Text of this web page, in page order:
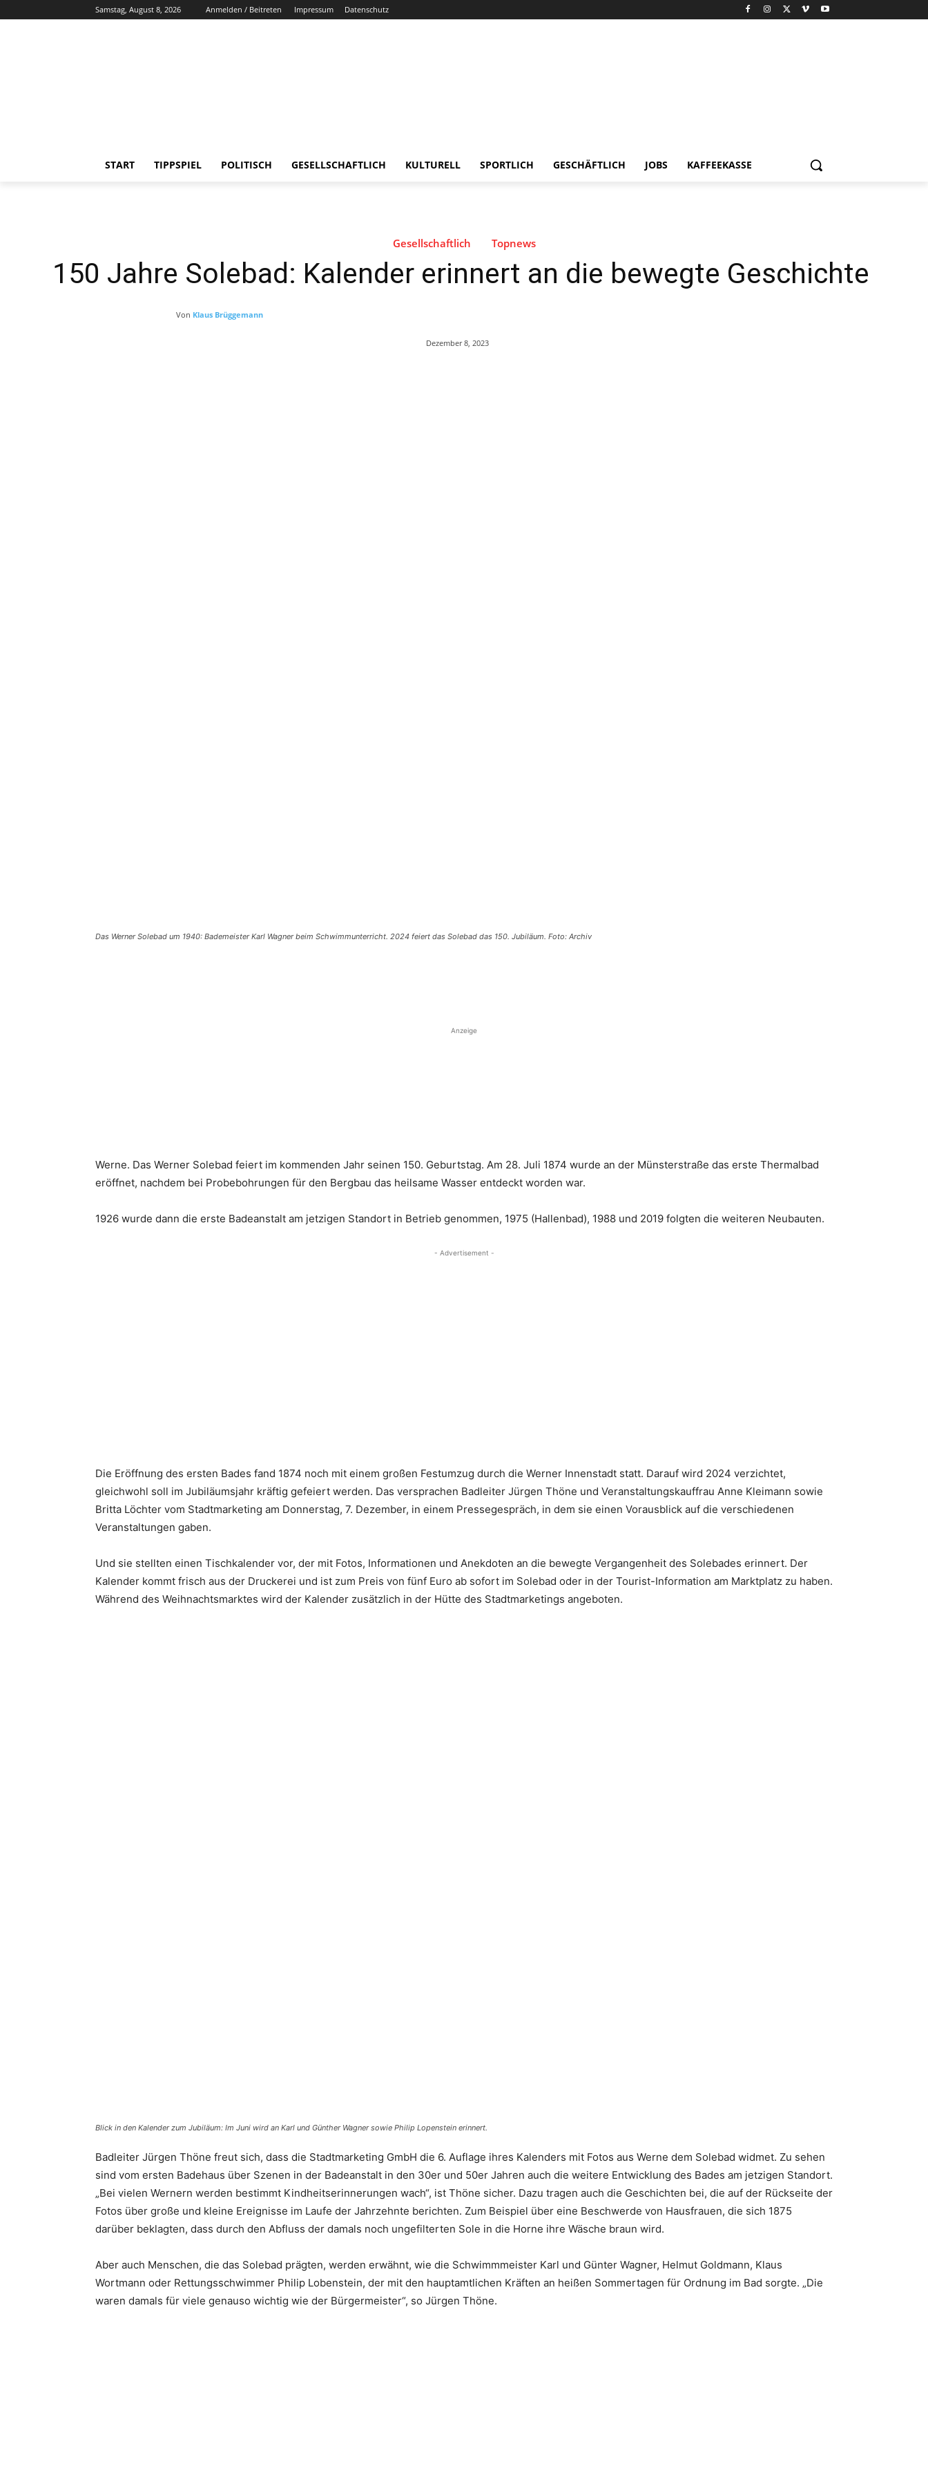
Samstag, August 8, 2026 Anmelden / Beitreten Impressum Datenschutz
START TIPPSPIEL POLITISCH GESELLSCHAFTLICH KULTURELL SPORTLICH GESCHÄFTLICH JOBS KAFFEEKASSE
Gesellschaftlich Topnews
150 Jahre Solebad: Kalender erinnert an die bewegte Geschichte
Von Klaus Brüggemann
Dezember 8, 2023
Das Werner Solebad um 1940: Bademeister Karl Wagner beim Schwimmunterricht. 2024 feiert das Solebad das 150. Jubiläum. Foto: Archiv
Anzeige
Werne. Das Werner Solebad feiert im kommenden Jahr seinen 150. Geburtstag. Am 28. Juli 1874 wurde an der Münsterstraße das erste Thermalbad
eröffnet, nachdem bei Probebohrungen für den Bergbau das heilsame Wasser entdeckt worden war.
1926 wurde dann die erste Badeanstalt am jetzigen Standort in Betrieb genommen, 1975 (Hallenbad), 1988 und 2019 folgten die weiteren Neubauten.
- Advertisement -
Die Eröffnung des ersten Bades fand 1874 noch mit einem großen Festumzug durch die Werner Innenstadt statt. Darauf wird 2024 verzichtet,
gleichwohl soll im Jubiläumsjahr kräftig gefeiert werden. Das versprachen Badleiter Jürgen Thöne und Veranstaltungskauffrau Anne Kleimann sowie
Britta Löchter vom Stadtmarketing am Donnerstag, 7. Dezember, in einem Pressegespräch, in dem sie einen Vorausblick auf die verschiedenen
Veranstaltungen gaben.
Und sie stellten einen Tischkalender vor, der mit Fotos, Informationen und Anekdoten an die bewegte Vergangenheit des Solebades erinnert. Der
Kalender kommt frisch aus der Druckerei und ist zum Preis von fünf Euro ab sofort im Solebad oder in der Tourist-Information am Marktplatz zu haben.
Während des Weihnachtsmarktes wird der Kalender zusätzlich in der Hütte des Stadtmarketings angeboten.
Blick in den Kalender zum Jubiläum: Im Juni wird an Karl und Günther Wagner sowie Philip Lopenstein erinnert.
Badleiter Jürgen Thöne freut sich, dass die Stadtmarketing GmbH die 6. Auflage ihres Kalenders mit Fotos aus Werne dem Solebad widmet. Zu sehen
sind vom ersten Badehaus über Szenen in der Badeanstalt in den 30er und 50er Jahren auch die weitere Entwicklung des Bades am jetzigen Standort.
„Bei vielen Wernern werden bestimmt Kindheitserinnerungen wach“, ist Thöne sicher. Dazu tragen auch die Geschichten bei, die auf der Rückseite der
Fotos über große und kleine Ereignisse im Laufe der Jahrzehnte berichten. Zum Beispiel über eine Beschwerde von Hausfrauen, die sich 1875
darüber beklagten, dass durch den Abfluss der damals noch ungefilterten Sole in die Horne ihre Wäsche braun wird.
Aber auch Menschen, die das Solebad prägten, werden erwähnt, wie die Schwimmmeister Karl und Günter Wagner, Helmut Goldmann, Klaus
Wortmann oder Rettungsschwimmer Philip Lobenstein, der mit den hauptamtlichen Kräften an heißen Sommertagen für Ordnung im Bad sorgte. „Die
waren damals für viele genauso wichtig wie der Bürgermeister“, so Jürgen Thöne.